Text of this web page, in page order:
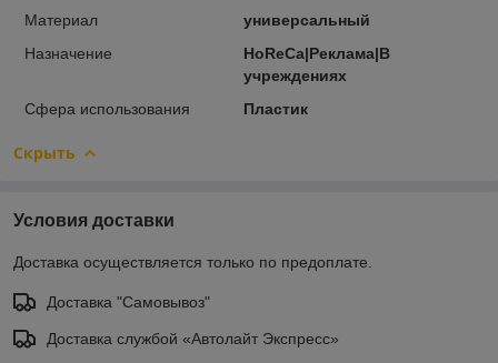
Материал
универсальный
Назначение
HoReCa|Реклама|В
учреждениях
Сфера использования
Пластик
Скрыть
Условия доставки
Доставка осуществляется только по предоплате.
Доставка "Самовывоз"
Доставка службой «Автолайт Экспресс»